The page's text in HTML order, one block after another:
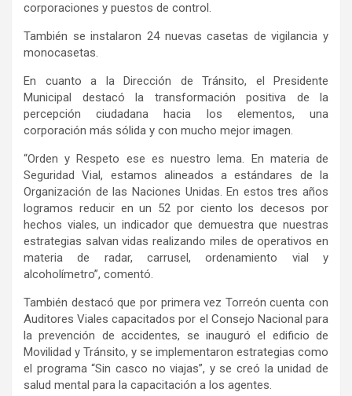
corporaciones y puestos de control.
También se instalaron 24 nuevas casetas de vigilancia y
monocasetas.
En cuanto a la Dirección de Tránsito, el Presidente
Municipal destacó la transformación positiva de la
percepción ciudadana hacia los elementos, una
corporación más sólida y con mucho mejor imagen.
“Orden y Respeto ese es nuestro lema. En materia de
Seguridad Vial, estamos alineados a estándares de la
Organización de las Naciones Unidas. En estos tres años
logramos reducir en un 52 por ciento los decesos por
hechos viales, un indicador que demuestra que nuestras
estrategias salvan vidas realizando miles de operativos en
materia de radar, carrusel, ordenamiento vial y
alcoholímetro”, comentó.
También destacó que por primera vez Torreón cuenta con
Auditores Viales capacitados por el Consejo Nacional para
la prevención de accidentes, se inauguró el edificio de
Movilidad y Tránsito, y se implementaron estrategias como
el programa “Sin casco no viajas”, y se creó la unidad de
salud mental para la capacitación a los agentes.